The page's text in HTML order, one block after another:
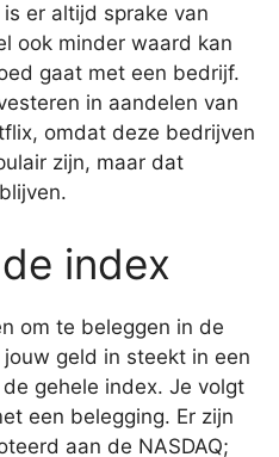
er altijd sprake van
ook minder waard kan
gaat met een bedrijf.
in aandelen van
omdat deze bedrijven
zijn, maar dat
index
om te beleggen in de
geld in steekt in een
gehele index. Je volgt
een belegging. Er zijn
aan de NASDAQ;